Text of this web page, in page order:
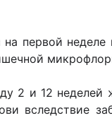
первой неделе
2 и 12 неделей
вследствие